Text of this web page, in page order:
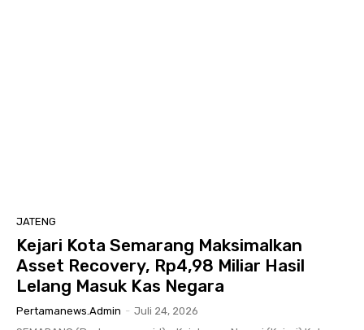
JATENG
Kejari Kota Semarang Maksimalkan
Asset Recovery, Rp4,98 Miliar Hasil
Lelang Masuk Kas Negara
Pertamanews.admin - Juli 24, 2026